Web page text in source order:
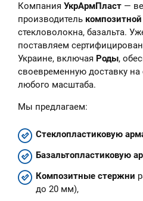
Компания УкрАрмПласт —
производитель
стекловолокна, базальта.
поставляем
Украине, включая Роды,
своевременную доставку
любого масштаба.
Мы предлагаем:
Стеклопластиковую
Базальтопластиковую
Композитные стержни
до 20 мм),